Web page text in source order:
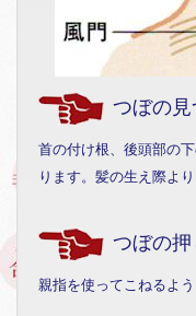
つぼの
首の付け根、後頭部の
ります。髪の生え際より
つぼの
親指を使ってこねるよう